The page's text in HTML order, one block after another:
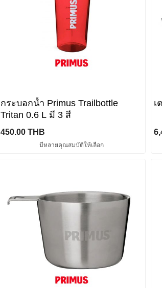
กระบอกน้ำ Primus Trailbottle
Tritan 0.6 L มี 3 สี
450.00 THB
มีหลายคุณสมบัติให้เลือก
เ